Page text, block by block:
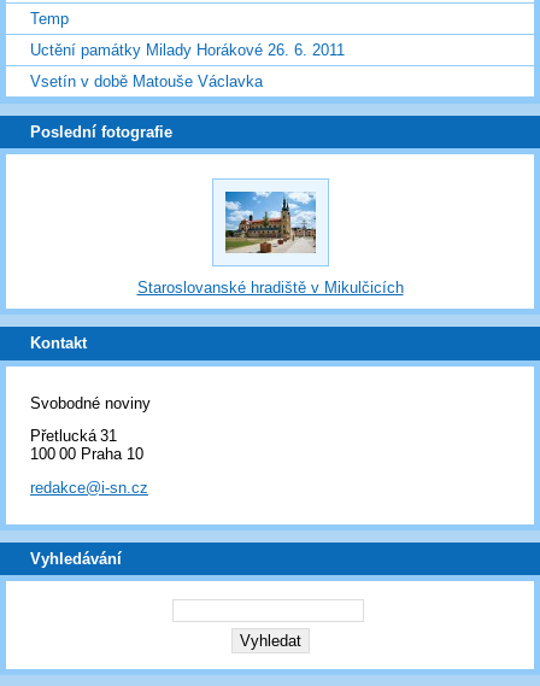
Temp
Uctění památky Milady Horákové 26. 6. 2011
Vsetín v době Matouše Václavka
Poslední fotografie
Staroslovanské hradiště v Mikulčicích
Kontakt
Svobodné noviny
Přetlucká 31
100 00 Praha 10
redakce@i-sn.cz
Vyhledávání